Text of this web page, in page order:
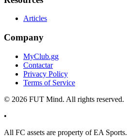
Articles
Company
MyClub.gg
Contactar
Privacy Policy
Terms of Service
© 2026 FUT Mind. All rights reserved.
•
All FC assets are property of EA Sports.